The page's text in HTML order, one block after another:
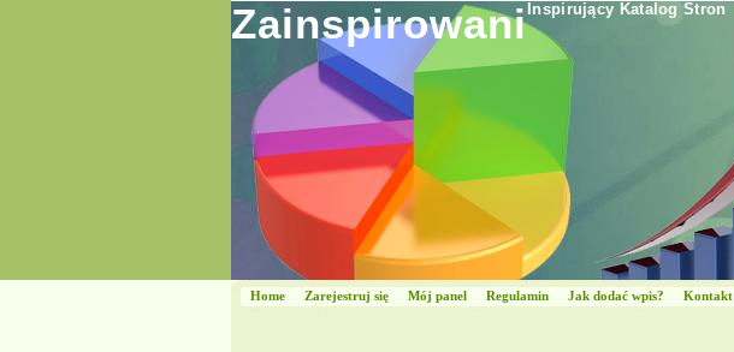
Zainspirowani Inspirujący Katalog Stron
Home Zarejestruj się Mój panel Regulamin Jak dodać wpis? Kontakt